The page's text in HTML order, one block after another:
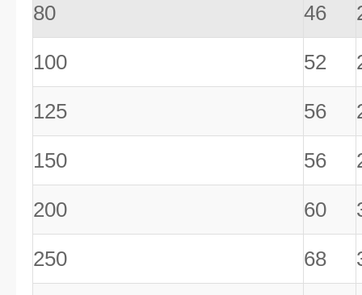
80 46
100 52
125 56
150 56
200 60
250 68